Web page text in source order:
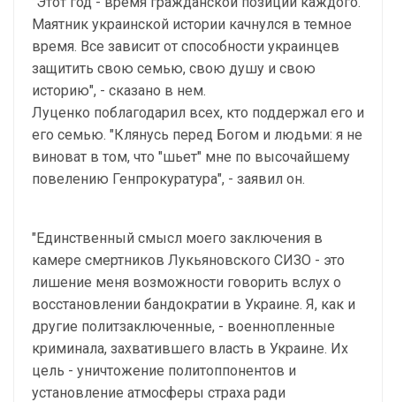
Маятник украинской истории качнулся в темное
время. Все зависит от способности украинцев
защитить свою семью, свою душу и свою
историю", - сказано в нем.
Луценко поблагодарил всех, кто поддержал его и
его семью. "Клянусь перед Богом и людьми: я не
виноват в том, что "шьет" мне по высочайшему
повелению Генпрокуратура", - заявил он.
"Единственный смысл моего заключения в
камере смертников Лукьяновского СИЗО - это
лишение меня возможности говорить вслух о
восстановлении бандократии в Украине. Я, как и
другие политзаключенные, - военнопленные
криминала, захватившего власть в Украине. Их
цель - уничтожение политоппонентов и
установление атмосферы страха ради